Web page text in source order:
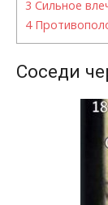
3 Сильное
4
Соседи